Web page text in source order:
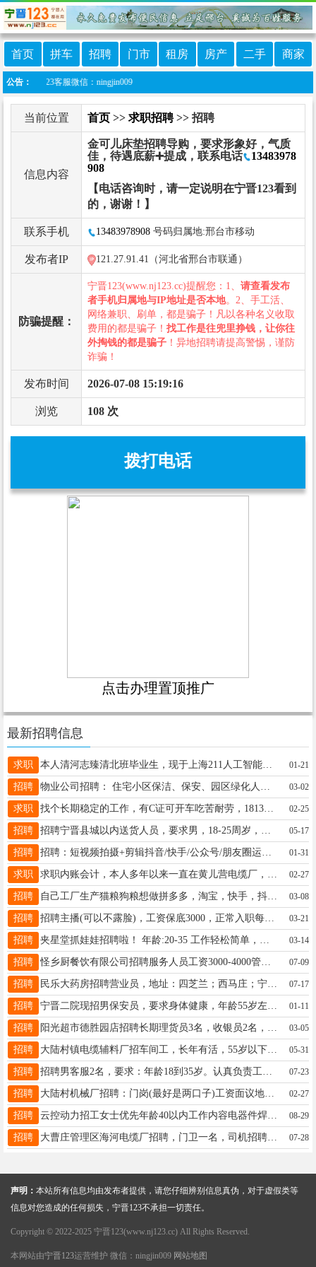
首页 拼车 招聘 门市 租房 房产 二手 商家
公告：
加宁晋123客服微信：ningjin009
当前位置 首页 >> 求职招聘>> 招聘
信息内容
金可儿床垫招聘导购，要求形象好，气质
佳，待遇底薪➕提成，联系电话
13483978
908
【电话咨询时，请一定说明在宁晋123看到
的，谢谢！】
联系手机 13483978908 号码归属地:邢台市移动
发布者IP 121.27.91.41（河北省邢台市联通）
防骗提醒：
宁晋123(www.nj123.cc)提醒您：1、 请查看发布
者手机归属地与IP地址是否本地。2、手工活、
网络兼职、刷单，都是骗子！凡以各种名义收取
费用的都是骗子！ 找工作是往兜里挣钱，让你往
外掏钱的都是骗子 ！异地招聘请提高警惕，谨防
诈骗！
发布时间 2026-07-08 15:19:16
浏览 108 次
拨打电话
点击办理置顶推广
最新招聘信息
求职 本人清河志臻清北班毕业生，现于上海211人工智能专业大二就读，有过多段家教和补习班老师任教经历，能担任小学和初中全部科目的辅导，高中的英语辅导，有意者联系电话17521776135 01-21
招聘 03-02
求职 找个长期稳定的工作，有C证可开车吃苦耐劳，18132198397 02-25
招聘 05-17
招聘 01-31
求职 02-27
招聘 自己工厂生产猫粮狗粮想做拼多多，淘宝，快手，抖音上卖的都可以，你们自己做我提供货源，电联18330979799同微信 03-08
招聘 招聘主播(可以不露脸)，工资保底3000，正常入职每个月薪资可达5000-30000，提供全部直播设备，操作简单易上手，一学就会，公司专业运营培训，全程陪跑，电微 19331923279 03-21
招聘 03-14
招聘 07-09
招聘 民乐大药房招聘营业员，地址：四芝兰；西马庄；宁纺；河渠；联系电话18631968901 07-17
招聘 宁晋二院现招男保安员，要求身体健康，年龄55岁左右。联系电话：18731943955董队长 01-11
招聘 03-05
招聘 大陆村镇电缆辅料厂招车间工，长年有活，55岁以下，身体健康，联系电话13633193331 05-31
招聘 07-23
招聘 大陆村机械厂招聘：门岗(最好是两口子)工资面议地址大陆村中石化加油站东200米路北电话13292138900 02-27
招聘 云控动力招工女士优先年龄40以内工作内容电器件焊接坐班不累工资3000-5000地址宁晋县西环童泰电商园 联系电话13828725704 13828725174 08-29
招聘 大曹庄管理区海河电缆厂招聘，门卫一名，司机招聘文员内勤业务员，主播一名，联系电话13171859557 07-28
声明： 本站所有信息均由发布者提供，请您仔细辨别信息真伪，对于虚假类等
信息对您造成的任何损失，宁晋123不承担一切责任。
Copyright © 2022-2025 宁晋123(www.nj123.cc) All Rights Reserved.
本网站由宁晋123运营维护 微信：ningjin009 网站地图